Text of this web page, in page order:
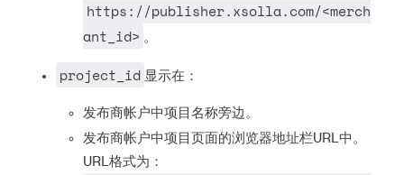
https://publisher.xsolla.com/<merch
ant_id> 。
project_id 显示在：
发布商帐户中项目名称旁边。
发布商帐户中项目页面的浏览器地址栏URL中。
URL格式为：